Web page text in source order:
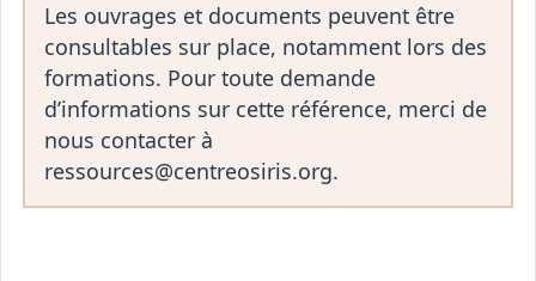
Les ouvrages et documents peuvent être
consultables sur place, notamment lors des
formations. Pour toute demande
d’informations sur cette référence, merci de
nous contacter à
ressources@centreosiris.org.